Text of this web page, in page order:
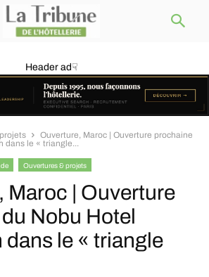
Header ad☟
Ouverture, Maroc | Ouverture prochaine
dans le « triangle...
Ouvertures & projets
Maroc | Ouverture
Nobu Hotel
dans le « triangle